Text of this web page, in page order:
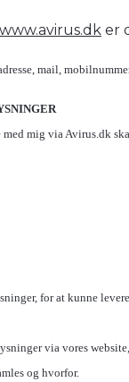
www.avirus.dk er
mail,
mig via Avirus.dk
for at kunne
via vores
og hvorfor.